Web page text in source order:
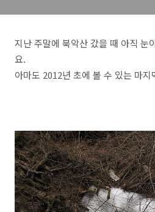
지난 주말에 북악산 갔을 때 아직 눈
요.
아마도 2012년 초에 볼 수 있는 마